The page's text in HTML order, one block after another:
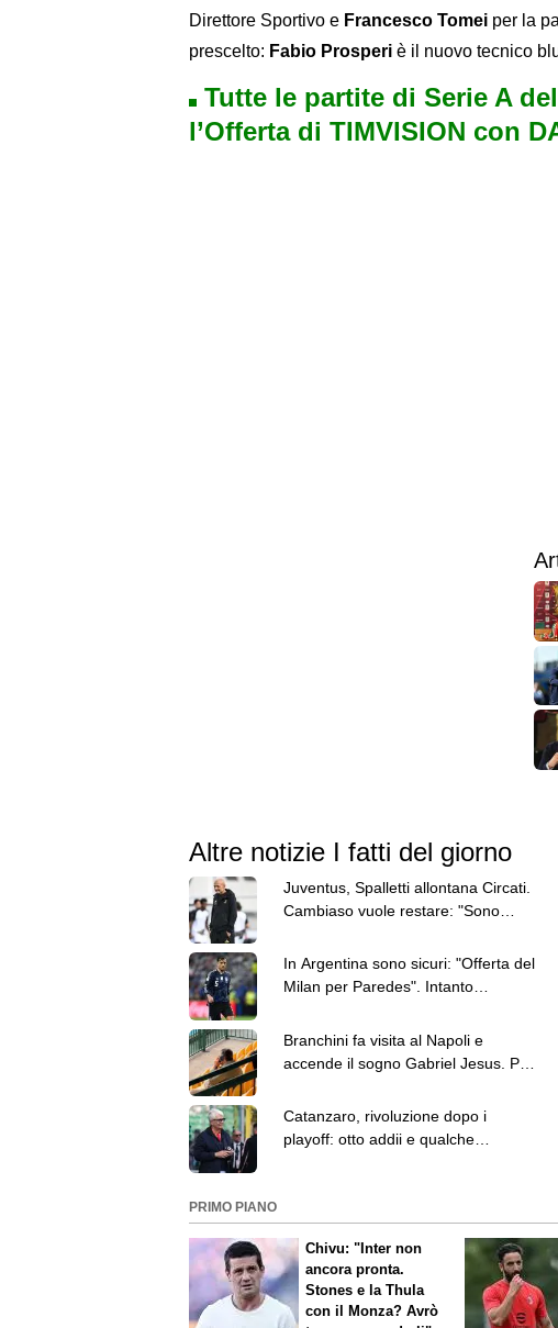
Direttore Sportivo e Francesco Tomei per la
prescelto: Fabio Prosperi è il nuovo tecnico
Tutte le partite di Serie A
l’Offerta di TIMVISION con
Altre notizie I fatti del giorno
Juventus, Spalletti allontana Circati.
Cambiaso vuole restare: "Sono
In Argentina sono sicuri: "Offerta del
Milan per Paredes". Intanto
Branchini fa visita al Napoli e
accende il sogno Gabriel Jesus. Per
Catanzaro, rivoluzione dopo i
playoff: otto addii e qualche
PRIMO PIANO
Chivu: "Inter non
ancora pronta.
Stones e la Thula
con il Monza? Avrò